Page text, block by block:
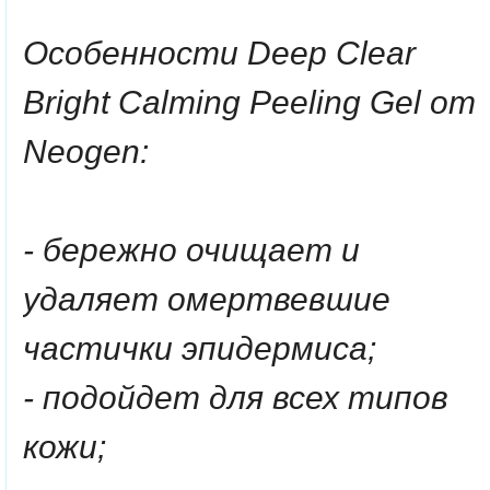
Особенности Deep Clear
Bright Calming Peeling Gel от
Neogen:
- бережно очищает и
удаляет омертвевшие
частички эпидермиса;
- подойдет для всех типов
кожи;